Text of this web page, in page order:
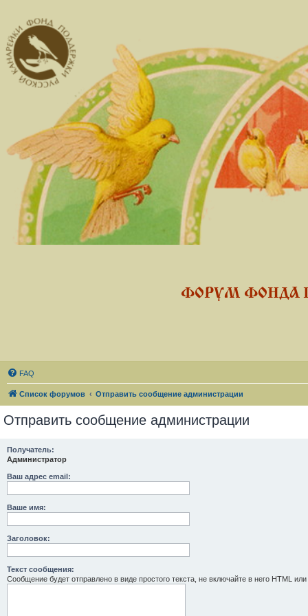
ФОРУМ ФОНДА
FAQ
Список форумов Отправить сообщение администрации
Отправить сообщение администрации
Получатель:
Администратор
Ваш адрес email:
Ваше имя:
Заголовок:
Текст сообщения:
Сообщение будет отправлено в виде простого текста, не включайте в него HTML